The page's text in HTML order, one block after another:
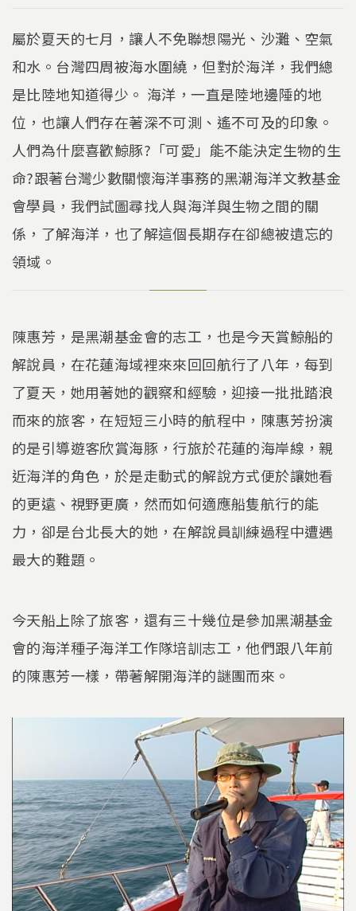
屬於夏天的七月，讓人不免聯想陽光、沙灘、空氣
和水。台灣四周被海水圍繞，但對於海洋，我們總
是比陸地知道得少。 海洋，一直是陸地邊陲的地
位，也讓人們存在著深不可測、遙不可及的印象。
人們為什麼喜歡鯨豚?「可愛」能不能決定生物的生
命?跟著台灣少數關懷海洋事務的黑潮海洋文教基金
會學員，我們試圖尋找人與海洋與生物之間的關
係，了解海洋，也了解這個長期存在卻總被遺忘的
領域。
陳惠芳，是黑潮基金會的志工，也是今天賞鯨船的
解說員，在花蓮海域裡來來回回航行了八年，每到
了夏天，她用著她的觀察和經驗，迎接一批批踏浪
而來的旅客，在短短三小時的航程中，陳惠芳扮演
的是引導遊客欣賞海豚，行旅於花蓮的海岸線，親
近海洋的角色，於是走動式的解說方式便於讓她看
的更遠、視野更廣，然而如何適應船隻航行的能
力，卻是台北長大的她，在解說員訓練過程中遭遇
最大的難題。
今天船上除了旅客，還有三十幾位是參加黑潮基金
會的海洋種子海洋工作隊培訓志工，他們跟八年前
的陳惠芳一樣，帶著解開海洋的謎團而來。